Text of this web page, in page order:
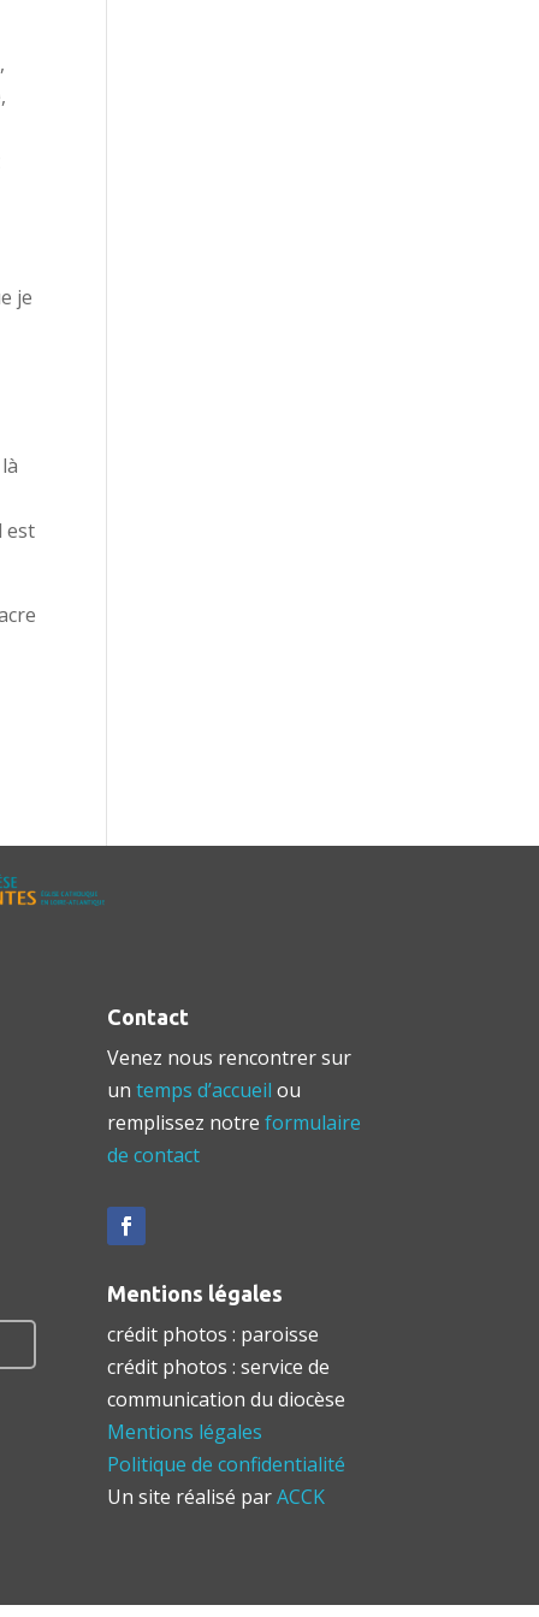
je
est
Contact
Venez nous rencontrer sur
untemps d’accueil ou
remplissez notreformulaire
de contact
Mentions légales
crédit photos : paroisse
crédit photos : service de
communication du diocèse
Mentions légales
Politique de confidentialité
Un site réalisé parACCK